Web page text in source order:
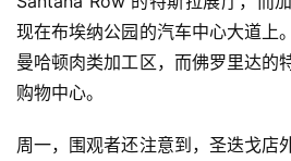
现在布埃纳公园的汽车中心大道上
曼哈顿肉类加工区，而佛罗里达的
购物中心。
周一，围观者还注意到，圣迭戈店